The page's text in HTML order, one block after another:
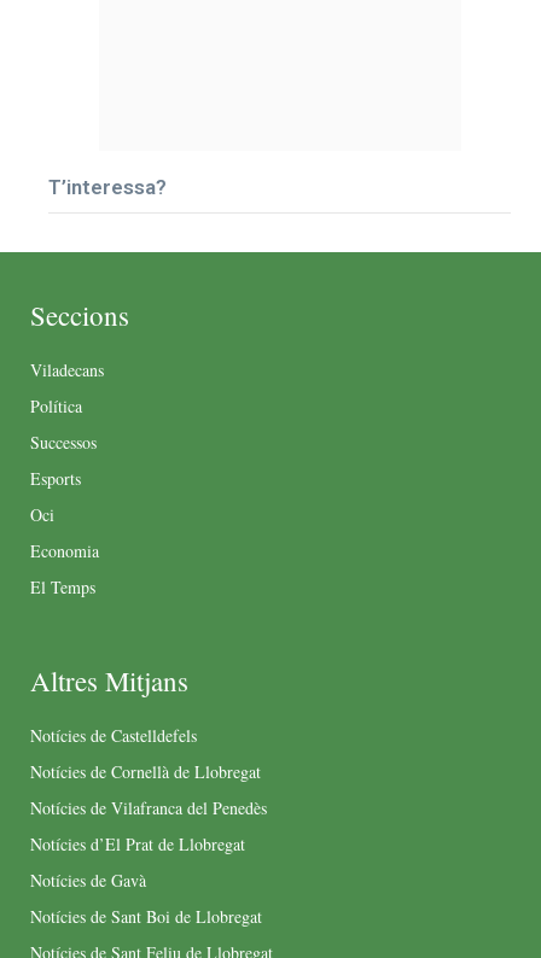
T’interessa?
Seccions
Viladecans
Política
Successos
Esports
Oci
Economia
El Temps
Altres Mitjans
Notícies de Castelldefels
Notícies de Cornellà de Llobregat
Notícies de Vilafranca del Penedès
Notícies d’El Prat de Llobregat
Notícies de Gavà
Notícies de Sant Boi de Llobregat
Notícies de Sant Feliu de Llobregat